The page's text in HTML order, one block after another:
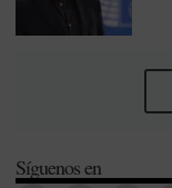
Síguenos en